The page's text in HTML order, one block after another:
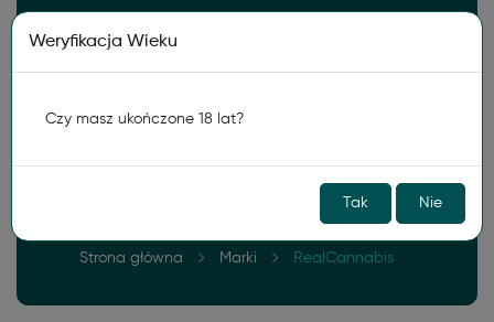
0
Weryfikacja Wieku
Czy masz ukończone 18 lat?
Tak Nie
Strona główna Marki RealCannabis